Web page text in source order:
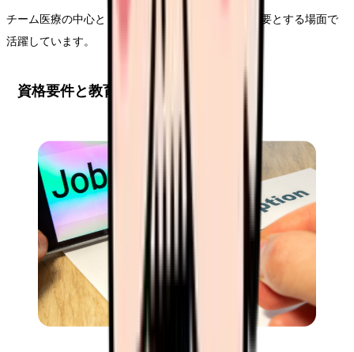
チーム医療の中心として、より高度な医療判断を必要とする場面で
活躍しています。
資格要件と教育課程